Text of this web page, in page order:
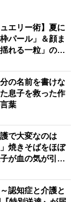
エリー術】夏に
パール」＆顔ま
れる一粒」の使
の名前を書けな
息子を救った作
葉
で大変なのは
焼きそばをほぼ
が血の気が引い
認知症と介護と